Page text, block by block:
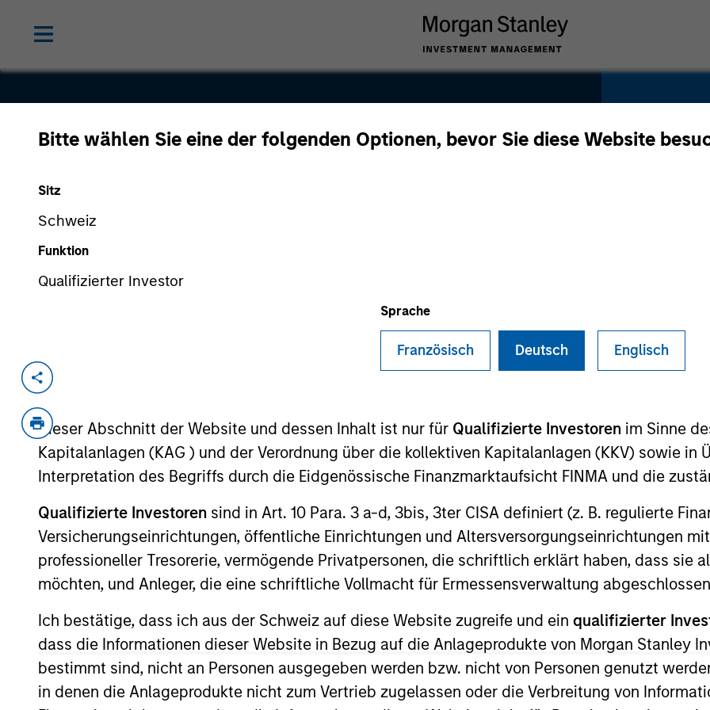
Bitte wählen Sie eine der folgenden Optionen, bevor Sie diese Website
Sitz
Schweiz
Funktion
Qualifizierter Investor
Sprache
Französisch Deutsch Englisch
Dieser Abschnitt der Website und dessen Inhalt ist nur für Qualifizierte Investoren im Sinne
Kapitalanlagen (KAG ) und der Verordnung über die kollektiven Kapitalanlagen (KKV) sowie
Interpretation des Begriffs durch die Eidgenössische Finanzmarktaufsicht FINMA und die
Qualifizierte Investoren sind in Art. 10 Para. 3 a-d, 3bis, 3ter CISA definiert (z. B. regulierte
Versicherungseinrichtungen, öffentliche Einrichtungen und Altersversorgungseinrichtungen
professioneller Tresorerie, vermögende Privatpersonen, die schriftlich erklärt haben, dass sie
möchten, und Anleger, die eine schriftliche Vollmacht für Ermessensverwaltung
Ich bestätige, dass ich aus der Schweiz auf diese Website zugreife und ein qualifizierter
dass die Informationen dieser Website in Bezug auf die Anlageprodukte von Morgan Stanley
bestimmt sind, nicht an Personen ausgegeben werden bzw. nicht von Personen genutzt
in denen die Anlageprodukte nicht zum Vertrieb zugelassen oder die Verbreitung von
Institutional
Provides corporate IP services in Italy.
As of July 25, 2025. The above is provided for informational and educational purposes only. There is no
resulted in positive performance (for realized holdings), or will perform well in the future (for current
above are the property of their respective owners. The information on this website has not been
such owners. By clicking on any links shown here, you agree that you are navigating to a third party
only as a convenience and the inclusion of any hyperlink is not and does not imply any endorsement,
monitoring by us of any information contained in any hyperlinked site. In no event shall we be
Morgan Stanley